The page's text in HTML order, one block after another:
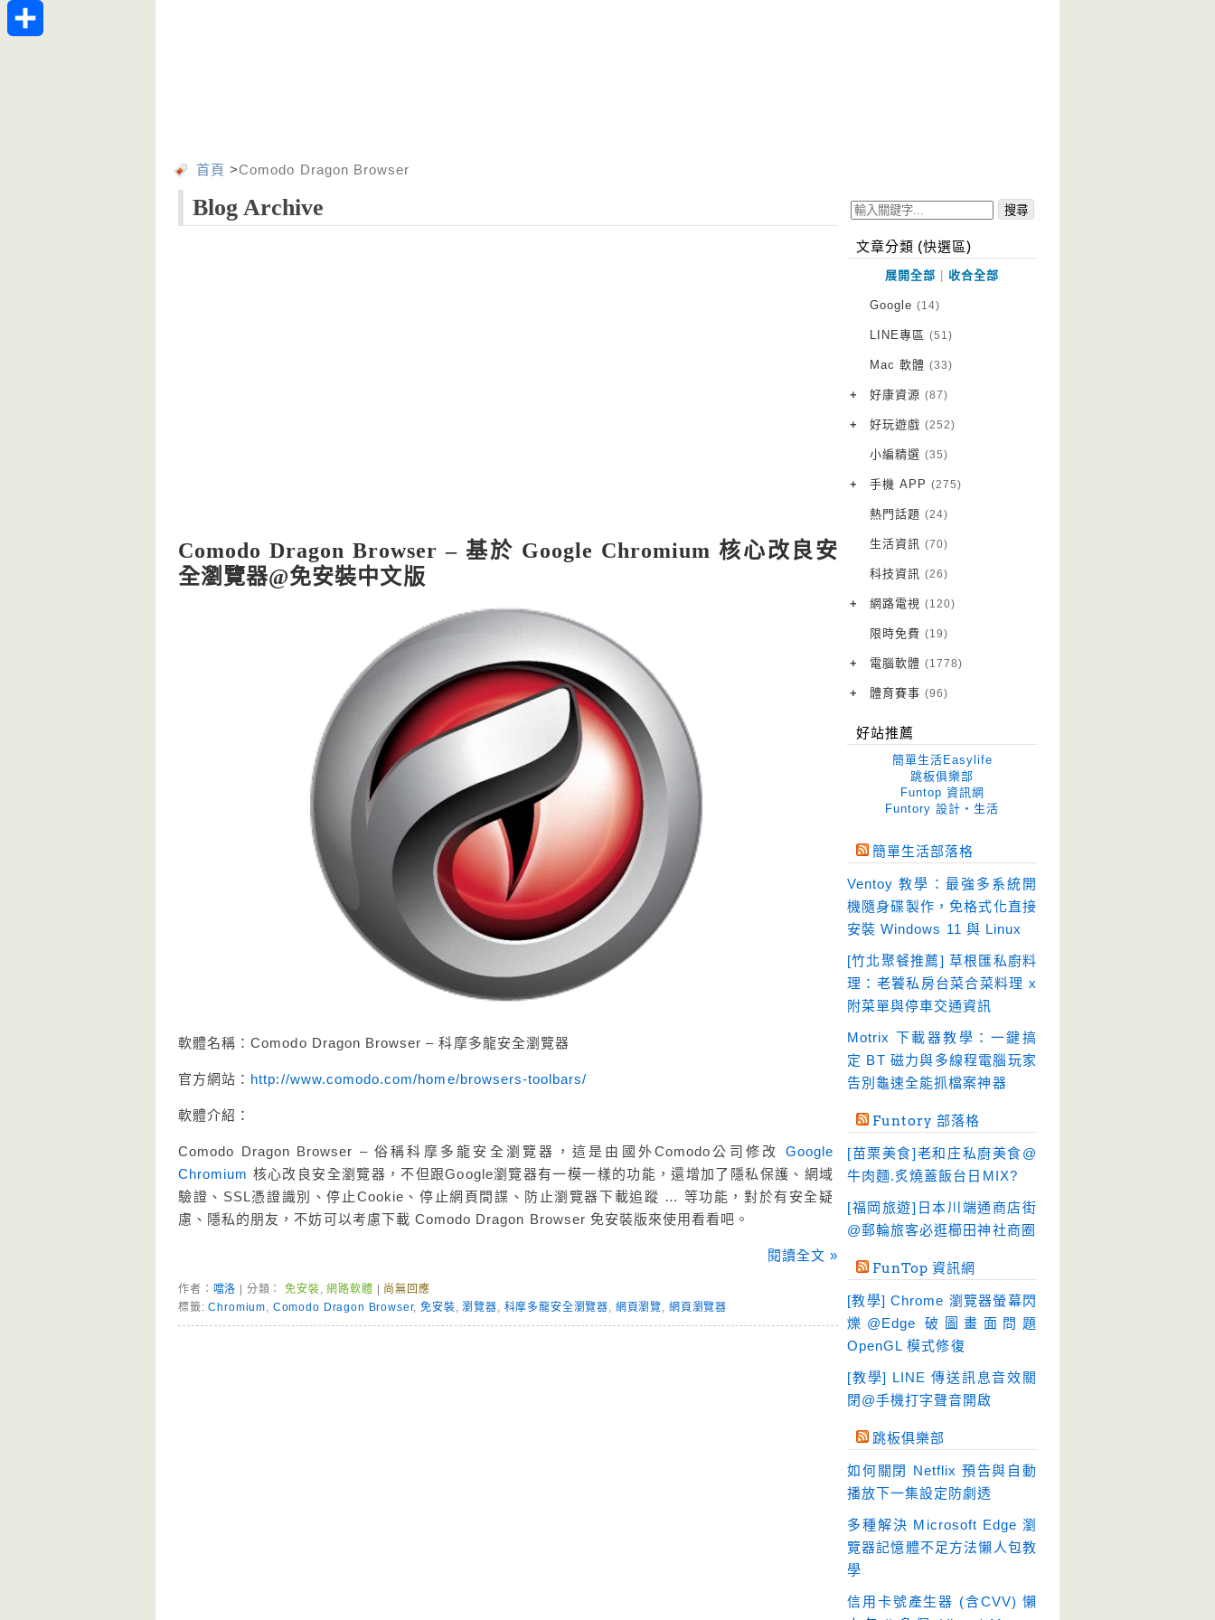
首頁 >Comodo Dragon Browser
Blog Archive
Comodo Dragon Browser – 基於 Google Chromium 核心改良安
全瀏覽器@免安裝中文版
軟體名稱：Comodo Dragon Browser – 科摩多龍安全瀏覽器
官方網站： http://www.comodo.com/home/browsers-toolbars/
軟體介紹：
Comodo Dragon Browser – 俗稱科摩多龍安全瀏覽器，這是由國外Comodo公司修改 Google
Chromium 核心改良安全瀏覽器，不但跟Google瀏覽器有一模一樣的功能，還增加了隱私保護、網域
驗證、SSL憑證識別、停止Cookie、停止網頁間諜、防止瀏覽器下載追蹤 … 等功能，對於有安全疑
慮、隱私的朋友，不妨可以考慮下載 Comodo Dragon Browser 免安裝版來使用看看吧。
閱讀全文 »
作者： 噹洛 | 分類：免安裝,網路軟體
尚無回應
標籤:Chromium, Comodo Dragon Browser,免安裝,瀏覽器, 科摩多龍安全瀏覽器, 網頁瀏覽, 網頁瀏覽器
文章分類 (快選區)
展開全部 收合全部
Google (14)
LINE專區 (51)
Mac 軟體 (33)
+ 好康資源 (87)
VPN 翻牆
免費資源
字體下載
網站推薦
+ 好玩遊戲 (252)
Android 遊戲
iOS 遊戲
網頁遊戲
電腦遊戲
小編精選 (35)
+ 手機 APP (275)
Android 軟體
iOS 軟體
Root 相關
越獄JB
熱門話題 (24)
生活資訊 (70)
科技資訊 (26)
+ 網路電視 (120)
電視影集
電視節目
限時免費 (19)
+ 電腦軟體 (1778)
作業系統
優化軟體 (38)
光碟工具 (33)
免安裝 (641)
即時通訊 (23)
壓縮軟體 (9)
安全防護 (55)
影音播放 (51)
影音轉檔 (81)
教育學習 (23)
文書工具 (91)
畫面擷取 (36)
看圖程式 (17)
硬碟工具 (64)
系統工具 (242)
(188)
翻譯軟體 (3)
輸入法 (4)
+ 體育賽事 (96)
好站推薦
簡單生活Easylife
跳板俱樂部
Funtop 資訊網
Funtory 設計‧生活
簡單生活部落格
Ventoy 教學：最強多系統開
機隨身碟製作，免格式化直接
安裝 Windows 11 與 Linux
[竹北聚餐推薦] 草根匯私廚料
理：老饕私房台菜合菜料理 x
附菜單與停車交通資訊
Motrix 下載器教學：一鍵搞
定 BT 磁力與多線程電腦玩家
告別龜速全能抓檔案神器
Funtory 部落格
[苗栗美食]老和庄私廚美食@
牛肉麵.炙燒蓋飯台日MIX?
[福岡旅遊]日本川端通商店街
@郵輪旅客必逛櫛田神社商圈
FunTop 資訊網
[教學] Chrome 瀏覽器螢幕閃
爍@Edge 破圖畫面問題
OpenGL 模式修復
[教學] LINE 傳送訊息音效關
閉@手機打字聲音開啟
跳板俱樂部
如何關閉 Netflix 預告與自動
播放下一集設定防劇透
多種解決 Microsoft Edge 瀏
覽器記憶體不足方法懶人包教
學
信用卡號產生器 (含CVV) 懶
Telegram